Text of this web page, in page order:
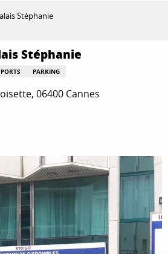
Stéphanie
Stéphanie
PARKING
06400 Cannes
favoris